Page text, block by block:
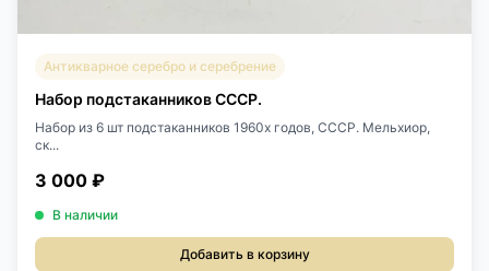
Антикварное серебро и серебрение
Набор подстаканников СССР.
Набор из 6 шт подстаканников 1960х годов, СССР. Мельхиор,
ск...
3 000 ₽
В наличии
Добавить в корзину